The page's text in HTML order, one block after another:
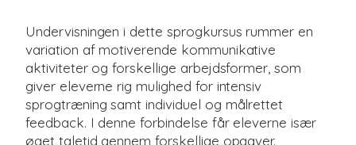
Undervisningen i dette sprogkursus rummer en
variation af motiverende kommunikative
aktiviteter og forskellige arbejdsformer, som
giver eleverne rig mulighed for intensiv
sprogtræning samt individuel og målrettet
feedback. I denne forbindelse får eleverne især
øget taletid gennem forskellige opgaver.